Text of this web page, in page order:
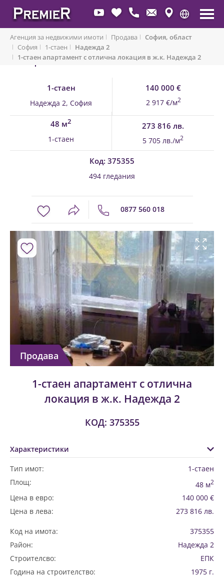
Агенция за недвижими имоти Продава
София, област
София
1-стаен
Надежда 2
1-стаен апартамент с отлична локация в ж.к. Надежда 2
Обратно към имоти
1-стаен
Надежда 2, София
140 000 €
2 917 €/м2
273 816 лв.
5 705 лв./м2
48 м2
1-стаен
Код: 375355
494 гледания
0877 560 018
Продава
1-стаен апартамент с отлична
локация в ж.к. Надежда 2
КОД: 375355
Характеристики
Тип имот:
1-стаен
Площ:
48 м2
Цена в евро:
140 000 €
Цена в лева:
273 816 лв.
Код на имота:
375355
Район:
Надежда 2
Строителсво:
ЕПК
Година на строителство:
1975 г.